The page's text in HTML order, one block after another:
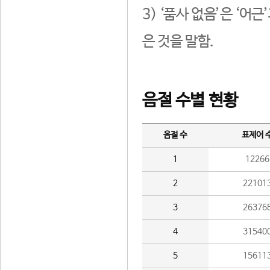
3) ‘품사 없음’은 ‘어
은 것을 말함.
음절 수별 현황
음절 수 표제어
1 12266
2
3
4
5